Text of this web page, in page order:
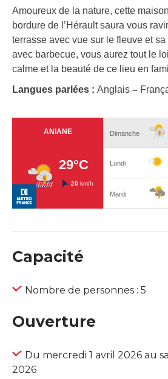
Amoureux de la nature, cette
bordure de l’Hérault saura vous
terrasse avec vue sur le fleuve et sa
avec barbecue, vous aurez tout le
calme et la beauté de ce lieu en
Langues parlées : Anglais –
Capacité
Nombre de personnes : 5
Ouverture
Du mercredi 1 avril 2026 au
2026